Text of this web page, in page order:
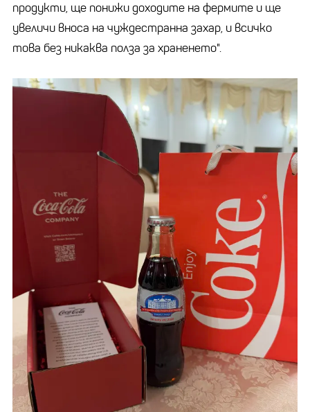
продукти, ще понижи доходите на фермите и ще
увеличи вноса на чуждестранна захар, и всичко
това без никаква полза за храненето".